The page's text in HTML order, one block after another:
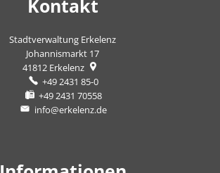
Kontakt
Stadtverwaltung Erkelenz
Johannismarkt 17
41812 Erkelenz
+49 2431 85-0
+49 2431 70558
info@erkelenz.de